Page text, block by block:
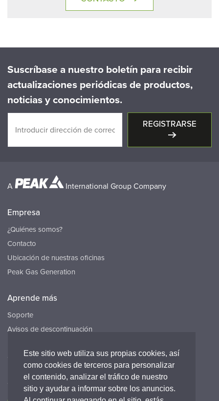
Este sitio web utiliza sus propias cookies, así
como cookies de terceros para personalizar
el contenido, analizar el tráfico de nuestro
sitio y ayudar a informar sobre los anuncios.
Suscríbase a nuestro boletín para recibir
actualizaciones periódicas de productos,
noticias y conocimientos.
REGISTRARSE
A International Group Company
Empresa
¿Quiénes somos?
Contacto
Ubicación de nuestras oficinas
Peak Gas Generation
Aprende más
Soporte
Avisos de descontinuación
Carreras
Conecta con nosotros